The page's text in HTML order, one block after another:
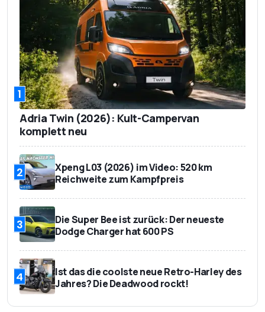
1
Adria Twin (2026): Kult-Campervan
komplett neu
2
Xpeng L03 (2026) im Video: 520 km
Reichweite zum Kampfpreis
3
Die Super Bee ist zurück: Der neueste
Dodge Charger hat 600 PS
4
Ist das die coolste neue Retro-Harley des
Jahres? Die Deadwood rockt!